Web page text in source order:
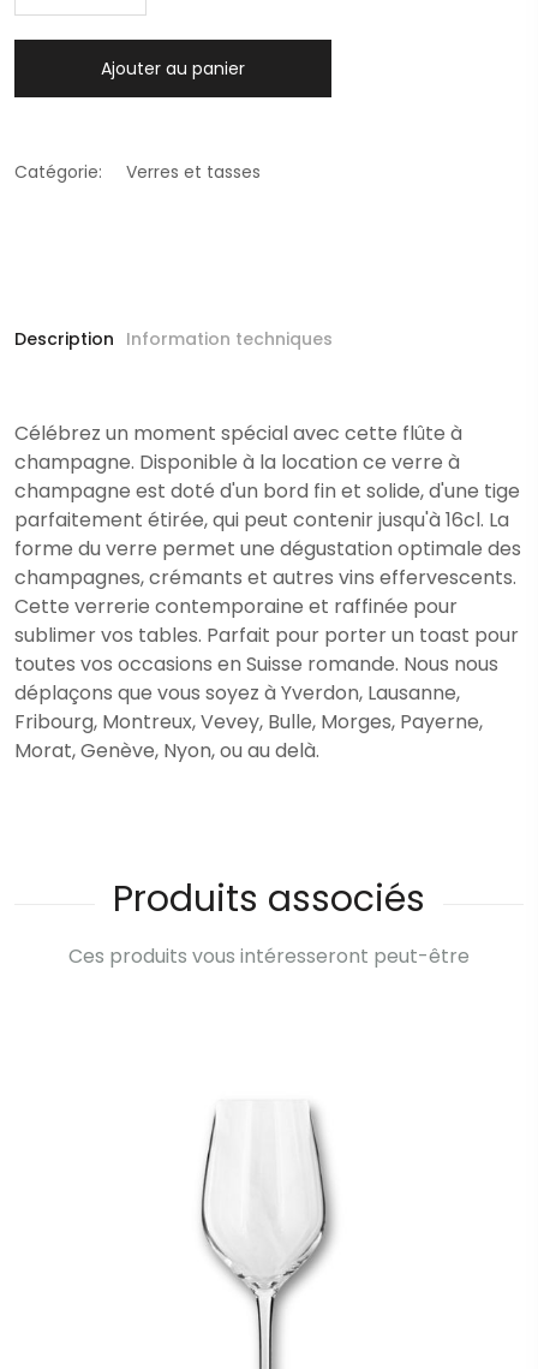
Ajouter au panier
Catégorie: Verres et tasses
Description Information techniques
Célébrez un moment spécial avec cette flûte à
champagne. Disponible à la location ce verre à
champagne est doté d'un bord fin et solide, d'une tige
parfaitement étirée, qui peut contenir jusqu'à 16cl. La
forme du verre permet une dégustation optimale des
champagnes, crémants et autres vins effervescents.
Cette verrerie contemporaine et raffinée pour
sublimer vos tables. Parfait pour porter un toast pour
toutes vos occasions en Suisse romande. Nous nous
déplaçons que vous soyez à Yverdon, Lausanne,
Fribourg, Montreux, Vevey, Bulle, Morges, Payerne,
Morat, Genève, Nyon, ou au delà.
Produits associés
Ces produits vous intéresseront peut-être